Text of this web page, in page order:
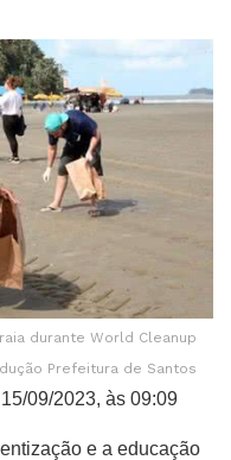
durante World Cleanup
Prefeitura de Santos
09/2023, às 09:09
e a educação